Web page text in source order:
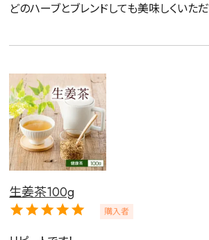
キーワードで探す
どのハーブとブレンドしても美味しくいた
生姜茶100g
購入者